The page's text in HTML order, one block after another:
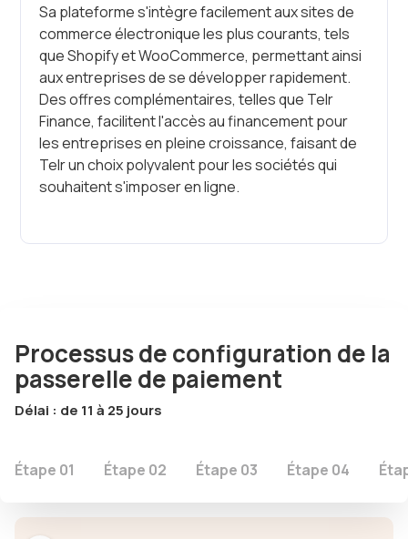
Sa plateforme s'intègre facilement aux sites de
commerce électronique les plus courants, tels
que Shopify et WooCommerce, permettant ainsi
aux entreprises de se développer rapidement.
Des offres complémentaires, telles que Telr
Finance, facilitent l'accès au financement pour
les entreprises en pleine croissance, faisant de
Telr un choix polyvalent pour les sociétés qui
souhaitent s'imposer en ligne.
Processus de configuration de la
passerelle de paiement
Délai : de 11 à 25 jours
Étape 01 Étape 02 Étape 03 Étape 04